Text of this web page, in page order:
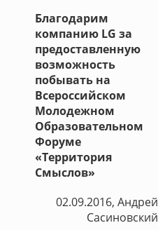
Благодарим
компанию LG за
предоставленную
возможность
побывать на
Всероссийском
Молодежном
Образовательном
Форуме
«Территория
Смыслов»
02.09.2016, Андрей
Сасиновский